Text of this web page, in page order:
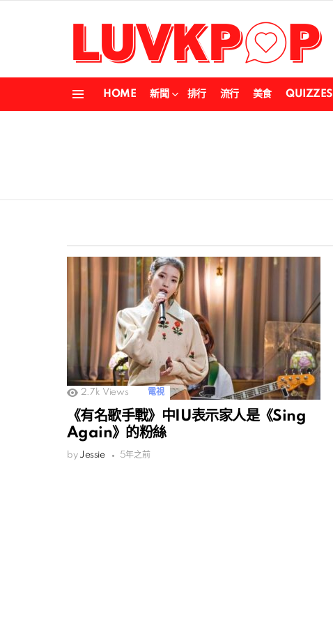
HOME 新聞 排行 流行 美食 QUIZZES
2.7k Views 電視
《有名歌手戰》中IU表示家人是《Sing
Again》的粉絲
by Jessie 5年之前